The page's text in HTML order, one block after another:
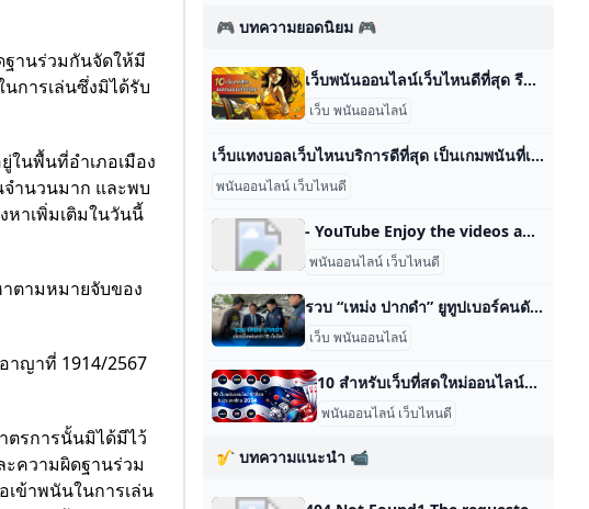
ฐานร่วมกันจัดให้มี
การเล่นซึ่งมิได้รับ
ในพื้นที่อำเภอเมือง
ำนวนมาก และพบ
หาเพิ่มเติมในวันนี้
ตามหมายจับของ
าญาที่ 1914/2567
ตรการนั้นมิได้มีไว้
ความผิดฐานร่วม
ข้าพนันในการเล่น
🎮 บทความยอดนิยม 🎮
เว็บพนันออนไลน์เว็บไหนดีที่สุด รีวิว 10 เว็บคาสิโนออนไลน์เว็บตรงอันดับ1 จัดอันดับ 10 เว็บคาสิโนออนไลน์เว็บตรงอันดับ1 ไม่ผ่านเอเย่นต์ ที่ดีที่สุด | รีวิว พร้อม รายละเอียดอื่นๆที่ต้องรู้เกี่ยวกับเว็บพนันออนไลน์ by BSCN November 16, 2023 จัดอันดับ 10 เว็บคาสิโนออนไลน์เว็บตรงอันดับ1 ไม่ผ่านเอเย่นต์ ที่ดีที่สุด | รีวิว พร้อม รายละเอียดอื่นๆที่ต้องรู้เกี่ยวกับเว็บพนันออนไลน์ ถ้าคุณกำลังมองหา เว็บคาสิโนยอดนิยม แต่ไม่แน่ใจว่าควรเลือกเว็บไซต์ไหนดี ในบทความนี้เราได้รวบรวมแบรนด์ที่ดีที่สุด 10 อันดับมาให้คุณแล้ว สำหรับแต่ละแบรนด์คุณจะได้รู้จักกับโปรโมชั่นโบนัสพิเศษ, ประเภทของเกมคาสิโน และบริการที่พวกเขามอบให้ เพื่อช่วยให้คุณเข้าใจแต่ละแบรนด์ได้ดีขึ้น หลังจากที่เราพูดถึงแบรนด์เหล่านี้แล้ว เรายังเสริมข้อมูลอื่น ๆ ที่น่าสนใจเพื่อให้คุณเข้าใจเกี่ยวกับคาสิโนมากขึ้น ได้แก่ ทำไมโปรโมชั่นโบนัสจึงเป็นเรื่องสำคัญ, ประเภทของเกมคาสิโน และทำไมการเลือกแบรนด์ที่น่าเชื่อถือจึงสำคัญ ซึ่งข้อมูลเหล่านี้มีประประโยชนอย่างมากในการตัดสินใจเลือกเว็บไซต์ หากอยากรู้แล้วว่าจะมีอะไรบ้างนั้น มาดูไปพร้อม ๆ กันได้เลย 10 เว็บตรงคาสิโนออนไลนล์ยอดนิยม 1. Fun88 >>> สมัครสมาชิก Fun88 <<< FUN88 เป็นเว็บไซต์คาสิโนออนไลน์ชั้นนําของไทยที่มีบริการทั้งคาสิโนออนไลน์, สปอร์ตบุ๊ค, คาสิโนสด, เกมสล็อต, บาคาร่า และเกมพนันออนไลน์ต่าง ๆ อีกมากมาย อีกทั้งยังมีโปรโมชั่นพิเศษ เช่น โบนัสแรกเข้าคาสิโนออนไลน์สูงสุด 8,000 บาท, โบนัสสะสมรายสัปดาห์คาสิโนสูงสุด 10,000 บาท, โบนัสแรกเข้าคิงโป๊กเกอร์และคิงเมคเกอร์สูงสุด 10,000 บาท, โบนัสแรกเข้าหวยออนไลน์สูงสุด 5,000 บาท
เว็บ พนันออนไลน์
เว็บแทงบอลเว็บไหนบริการดีที่สุด เป็นเกมพนันที่เล่นได้แบบไม่มีการจำกัด เว็บแทงบอลเว็บไหนบริการดีที่สุด ถือได้ว่าโปรโมชั่นที่จะทำให้สมาชิกได้ได้โอกาสสำหรับในการรับเงินกันได้อย่างมากสุดแน่ๆ เว็บแทงบอลเว็บไหนบริการดีที่สุด แทงบอลผ่านมือถือ สูตรบาคาร่า ufabet บริการ นั่นเอง เมื่อมีผู้คนพอใจสำหรับการ ใช้บริการ การ พนันออนไลน์มากยิ่งขึ้นก็ เลยทำให้ มีเว็บไซต์ที่ เปิดให้ บริการ มากขึ้นด้วยเหมือนกันแต่ละเว็บไซต์นั้นก็ มีการ ให้ บริการ ในสิ่งที่ กำลังเป็นที่ เรียกร้องของคนเรารวมทั้งการ พนันได้ ก็ คือสิ่งที่ กำลังเป็นที่ เรียกร้องของบุคคลทำให้ มีเว็บไซต์ที่ เปิดให้ บริการ เยอะขึ้นอย่างชัดเจนแต่ละอย่างนั้นก็ มีการ แข่งกันในด้านของธุรกิจเพื่อ จะเย้ายวนใจความพึงพอใจของคนเราที่ มาใช้บริการ ได้ จำนวนมาก สม่ำเสมอจากมีเว็บไซต์ที่ ให้ บริการ สูตรบาคาร่า เพิ่มมากขึ้นเท่าใดตัวเลือกของคนเรายิ่งเพิ่มขึ้นเรื่อยๆ เพียงแค่นั้นทำให้ จังหวะที่ จะกล่าวควรมาใช้บริการ ในเว็บไซต์ของพวกเรา มีน้อยมากขึ้นก็ เลยจะต้องทำสิ่งใดสิ่งที่ เป็นที่ เรียกร้องของมนุษย์ในก็ คือโปรโมชั่นหรือโบนัสต่างๆ นั่นเองพนันบอลออนไลน์ฟรี200 เว็บไซต์พนันบอลออนไลน์นั้นมีโปรโมชั่นนี้ขึ้นด้วยเหตุว่าปรารถนาล่อใจความพึงพอใจให้ ผู้รับบริการ มาใช้บริการ เว็บไซต์ของตนเองอย่างที่ ได้ กล่าวถึงไปแล้ว เว็บufabet เว็บไซต์จำเป็นต้องลงทุน ไปก่อนเพื่อ ได้ ประสิทธิภาพที่ ดี ตอบกลับมา รวมทั้งเพื่อ ธุรกิจนี้สามารถเดินต่อไปได้ แต่ว่าในฐานะของผู้รับบริการ อย่างพวกเรานั้นนับว่าเป็นเรื่องที่ ดีเพราะเมื่อเว็บไซต์หนการ แข่งขันชิงชัยกัน
พนันออนไลน์ เว็บไหนดี
- YouTube Enjoy the videos and music you love, upload original content, and share it all with friends, family, and the world on YouTube.
พนันออนไลน์ เว็บไหนดี
รวบ “เหม่ง ปากดำ” ยูทูปเบอร์คนดัง เอี่ยวเว็บพนันออนไลน์กว่า 10 เว็บไซต์ : PPTVHD36 ตำรวจไซเบอร์ รวบ “เหม่ง ปากดำ” ยูทูปเบอร์คนดัง ขวัญใจวัยโจ๋ เจ้าของยอด 5 ล้านวิว หลังพบเอี่ยวเว็บพนันออนไลน์กว่า 10 เว็บไซต์ โดย PPTV Online เผยแพร่ 18 ต.ค. 2567 ,19:31น. แชร์ :1200คัดลอกลิงก์แชร์#เหม่ง ปากดำ#เว็บพนัน#พนันออนไลน์#ยูทูปเบอร์ 11:03 เบนซ์ เรซซิ่ง เผยถึง 17 บอส สถานะ ขังชาย-ขังหญิง | เที่ยงทันข่าว | 18 ต.ค. 67 18 ต.ค. 256709:19 เปิดคำพูด"บิ๊กป้อม"ก่อนปลด"สามารถ" | เข้มข่าวค่ำ | 18 ต.ค. 67 18 ต.ค. 256732:28 Exclusive Talk | ทำนายฉากจบ “ดิไอคอน” แบบไหนที่ “บอสพอล” เลือก | คุยข้ามช็อต 22 ต.ค. 256705:41 ลุ้นข่าวดี แจกเงินหมื่นเฟส 2 จ่อถกปลายเดือน ต.ค. | โชว์ข่าวเช้านี้ | 21 ต.
เว็บ พนันออนไลน์
10 สำหรับเว็บที่สดใหม่ออนไลน์ที่ดีที่สุดในประเทศไทย ปี 2024 - กีฬาครบวงจร ดูรีวิวจากผู้เชี่ยวชาญเกี่ยวกับ 10 ส่วนเว็บที่ถ่ายทอดสดออนไลน์โดยตรงสำหรับชาวผู้เล่นไทย ในปี 2024 ดำเนินการภายในระบบเกมที่ดีที่สุดโดยพิ โซโลมอน โอเจียกเบส0พฤษภาคม 2, 2024 3: 28 น ในบทความคืนนี้ให้รีวิวในส่วนของ 10 แพลตฟอร์มคาสิโนออนไลน์ชั้นนำของประเทศไทยประจำปี 2024 12Play – เว็บถ่ายทอดสดออนไลน์เว็บตรงไม่เอผ่านเย่นต์ดีที่สุด 2024 ในโลกที่กำลังเติบโตของตลาดการพนันออนไลน์ของประเทศไทย นำเสนอเว็บโดยตรง 12เล่นเป็นแพลตฟอร์มเกมคาสิโนและแพลตฟอร์มที่นี่คือแพลตฟอร์มของคาสิโน… อีกครั้งหนึ่งในขณะที่ความน่าเชื่อถือนี้เป็นแพลตฟอร์มยอดนิยมสำหรับผู้เล่นที่เรียกร้องความสนใจและความบันเทิง ที่นี่เป็นที่แรกและพบกับจุดเริ่มต้นที่แพร่หลายในประเทศไทยและสิงคโปร์ในแพลตฟอร์มที่ได้รับลิขสิทธิ์จาก Curacao และแพลตฟอร์มที่ได้รับการยอมรับมากที่สุดสำหรับผู้เล่นชาวไทยมัลติฟังก์ชั่นคุณสมบัติแพลตฟอร์มนี้ คือเกม 4 ที่ให้โอกาสในการชนะรางวัลแพลตฟอร์มนี้มีโบนัสและข้อเสนอมากมายเช่นโมเดล Win Tesla X โบนัสผู้อ้างอิงเครดิตไอฟรีสำหรับผู้เล่นใหม่มากมายในการเยี่ยมชมวีพี 2012 บันทึกความทรงจำและรีโมทคอนโทรล 12 ปี โบนัสวันเกิด โบนัสสำหรับผู้เล่นทุกคน รางวัลตามสมาชิกวีไอพี พบกับสดตลอด 24 ชั่วโมงทุกวันและพบกับความต้องการที่หลากหลาย การควบคุมความเร็วที่พร้อมสำหรับเรื่องนี้ ข้อเสีย: เรามีจำกัดภายในเอเชียเครื่… 12play นำเสนอประสบการณ์การเล่นเกมออนไลน์ด้วยการนำเสนอเกมที่ต้องใช้มือถือและโบนัสที่กล่าวโดยทั่วไปผู้ใช้ควรเล่นเกมอย่างมีความรับผิดชอบ 2) WE88 – เว็บไซต์เกมที่ดีที่สุดสำหรับบาคาร่าและรูฟลอริด้า เซิร์ฟเวอร์เว็บตรงWE88 ประเทศไทยเป็นแพลตฟอร์มที่รองรับชาวไทยแพลตฟอร์มนี้ในปี 2015 และในส่วนนี้ในส่วนของแพลตฟอร์มยอดนิยมในประเทศไทยที่ให้บริการเกมเป็นภาษาไทยด้วยมีเกมสล็อต เกมตกปลา และลอตเตอรี่มากมายบนแพลตฟอร์มของไทย แพลตฟอร์มนี้มีมุมมองและการออกแบบไลเอาต์แบบหลายแพลตฟอร์มที่มีแผงควบคุมหลายรายซึ่งให้โอกาสในการรับเงินจริงเว็บไซต์มีความน่าเชื่อถือและพร้อมให้บริการมากมาย ตลอด 24 ชั่วโมงทุกวันไม่เคยเข้าถึงเกมที่รองรับมือถือและลูกค้าของเรา แพลตฟอร์มนี้มีข้อเสนอโปรโมชั่นดีๆ มากมายสำหรับเมนบอร์ดและผู้เล่นหลายคนสำหรับผู้เล่นใหม่ที่มีเครดิตฟรีสูงสุด 2,000 บาท สำหรับฝากครั้งแรกสำหรับผู้เล่นทุกคนจะชนะ Ford Mustang 5L .
พนันออนไลน์ เว็บไหนดี
🎷 บทความแนะนำ 📹